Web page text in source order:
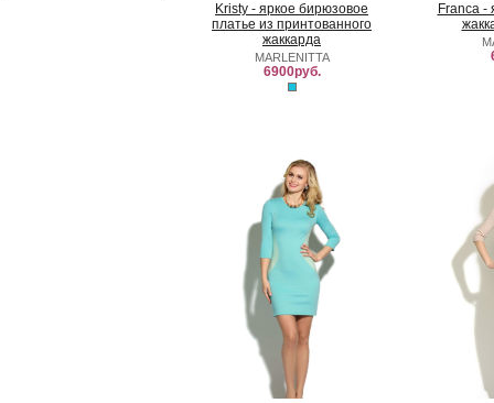
Kristy - яркое бирюзовое
платье из принтованного
жаккарда
MARLENITTA
6900руб.
Franca -